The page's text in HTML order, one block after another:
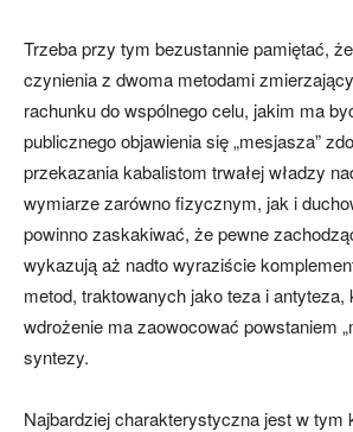
Trzeba przy tym bezustannie pamiętać,
czynienia z dwoma metodami
rachunku do wspólnego celu, jakim ma
publicznego objawienia się „mesjasza”
przekazania kabalistom trwałej władzy
wymiarze zarówno fizycznym, jak i
powinno zaskakiwać, że pewne
wykazują aż nadto wyraziście
metod, traktowanych jako teza i antyteza,
wdrożenie ma zaowocować powstaniem
syntezy.
Najbardziej charakterystyczna jest w tym